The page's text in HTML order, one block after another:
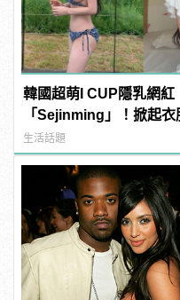
韓國超萌I CUP隱乳網紅
「Sejinming」！掀起
了吧！ | manfashion這
生活話題